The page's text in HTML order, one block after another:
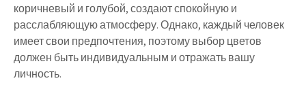
коричневый и голубой, создают спокойную и
расслабляющую атмосферу. Однако, каждый человек
имеет свои предпочтения, поэтому выбор цветов
должен быть индивидуальным и отражать вашу
личность.